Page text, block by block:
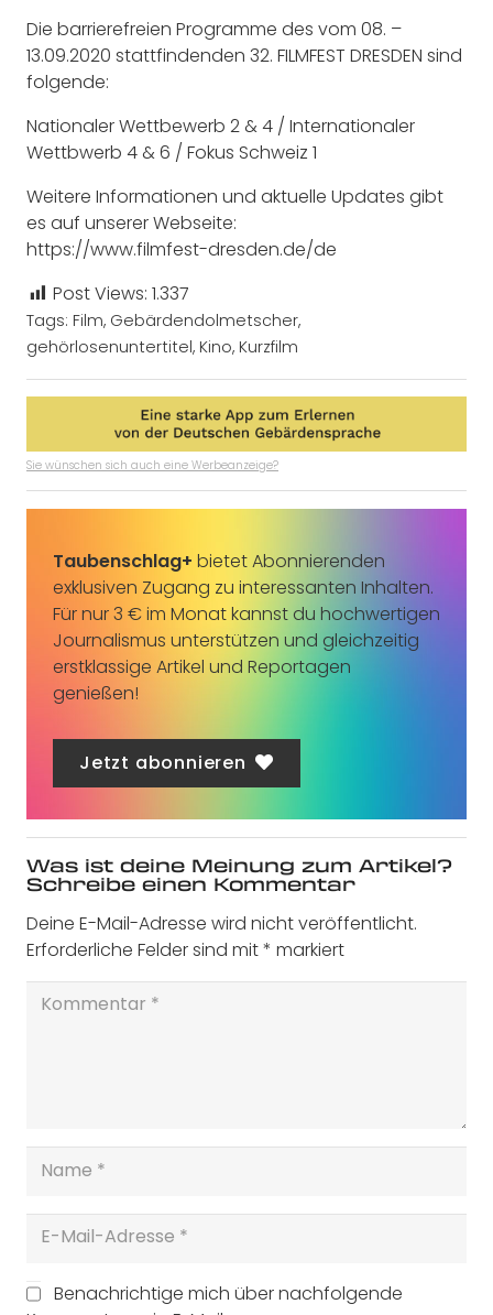
Die barrierefreien Programme des vom 08. –
13.09.2020 stattfindenden 32. FILMFEST DRESDEN sind
folgende:
Nationaler Wettbewerb 2 & 4 / Internationaler
Wettbwerb 4 & 6 / Fokus Schweiz 1
Weitere Informationen und aktuelle Updates gibt
es auf unserer Webseite:
https://www.filmfest-dresden.de/de
Post Views: 1.337
Tags: Film, Gebärdendolmetscher,
gehörlosenuntertitel, Kino, Kurzfilm
Sie wünschen sich auch eine Werbeanzeige?
Taubenschlag+ bietet Abonnierenden
exklusiven Zugang zu interessanten Inhalten.
Für nur 3 € im Monat kannst du hochwertigen
Journalismus unterstützen und gleichzeitig
erstklassige Artikel und Reportagen
genießen!
Jetzt abonnieren
Was ist deine Meinung zum Artikel?
Schreibe einen Kommentar
Deine E-Mail-Adresse wird nicht veröffentlicht.
Erforderliche Felder sind mit* markiert
Benachrichtige mich über nachfolgende